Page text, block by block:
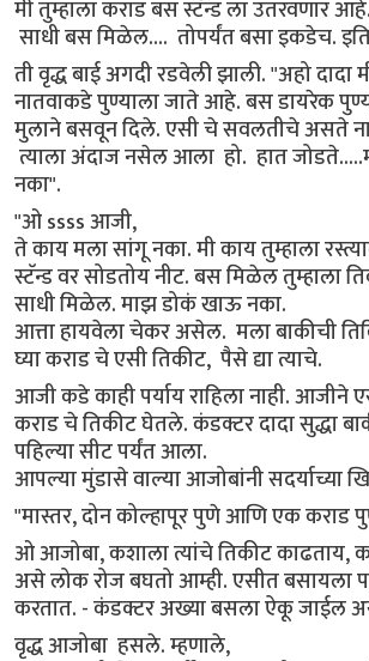
मी तुम्हाला कराड बस स्टॅन्ड ला उतरवणार
साधी बस मिळेल.... तोपर्यंत बसा इकडेच.
ती वृद्ध बाई अगदी रडवेली झाली. "अहो दादा
नातवाकडे पुण्याला जाते आहे. बस डायरेक
मुलाने बसवून दिले. एसी चे सवलतीचे असते
त्याला अंदाज नसेल आला हो. हात
नका".
"ओ ssss आजी,
ते काय मला सांगू नका. मी काय तुम्हाला
स्टॅन्ड वर सोडतोय नीट. बस मिळेल तुम्हाला
साधी मिळेल. माझ डोकं खाऊ नका.
आत्ता हायवेला चेकर असेल. मला बाकीची
घ्या कराड चे एसी तिकीट, पैसे द्या त्याचे.
आजी कडे काही पर्याय राहिला नाही.
कराड चे तिकीट घेतले. कंडक्टर दादा सुद्धा
पहिल्या सीट पर्यंत आला.
आपल्या मुंडासे वाल्या आजोबांनी सदर्याच्या
"मास्तर, दोन कोल्हापूर पुणे आणि एक कराड
ओ आजोबा, कशाला त्यांचे तिकीट काढताय,
असे लोक रोज बघतो आम्ही. एसीत बसायला
करतात. - कंडक्टर अख्या बसला ऐकू जाईल
वृद्ध आजोबा हसले. म्हणाले,